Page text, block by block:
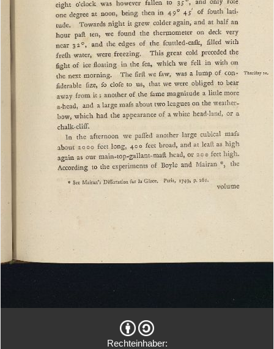
Rechteinhaber: